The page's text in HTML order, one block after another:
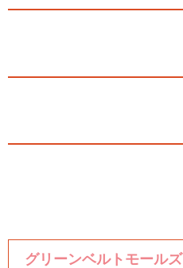
グリーンベルトモールズ